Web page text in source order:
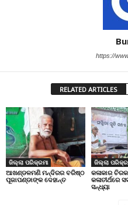
https://
RELATED ARTICLES
ଜିଲ୍ଲା ପରିକ୍ରମା
ଆଖଣ୍ଡଳମଣି ମନ୍ଦିରର ବରିଷ୍ଠ
ପୂଜାପଣ୍ଡାଙ୍କ ଦେହାନ୍ତ
ଜିଲ୍ଲା
କଳାକାର
କଳାତୀର୍ଥରେ
ସନ୍ଧ୍ୟା